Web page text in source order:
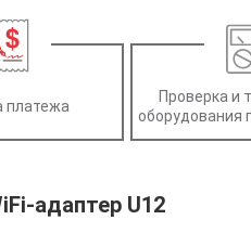
платежа
Проверка и
оборудования
адаптер U12